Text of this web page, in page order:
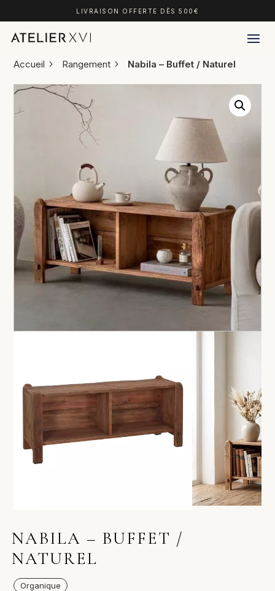
LIVRAISON OFFERTE DÈS 500€
Accueil Rangement Nabila – Buffet / Naturel
NABILA – BUFFET /
NATUREL
Organique